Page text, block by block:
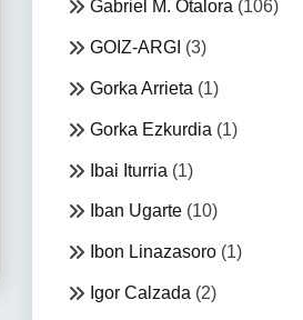
Gabriel M. Otalora(106)
GOIZ-ARGI (3)
Gorka Arrieta (1)
Gorka Ezkurdia (1)
Ibai Iturria (1)
Iban Ugarte(10)
Ibon Linazasoro(1)
Igor Calzada (2)